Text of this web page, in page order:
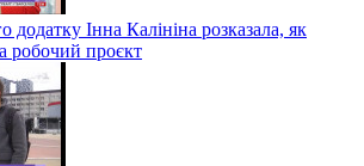
додатку Інна Калініна розказала, як
робочий проєкт